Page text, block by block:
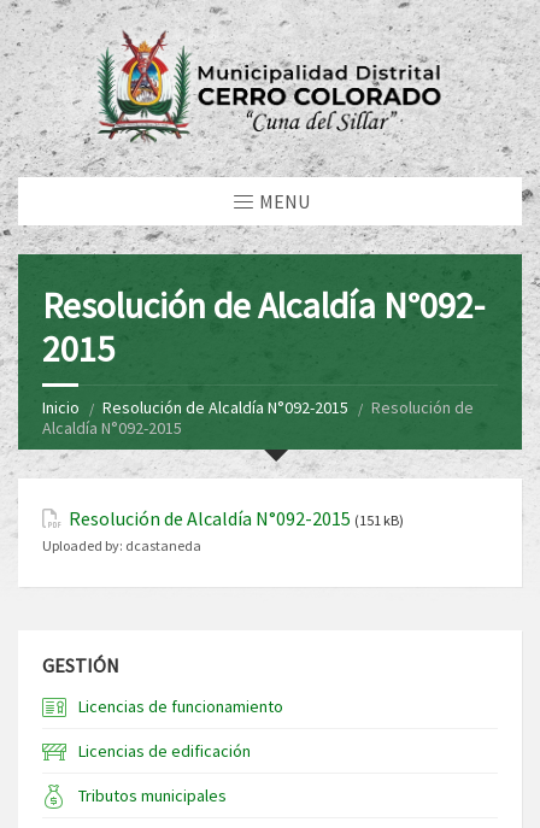
MENU
Resolución de Alcaldía N°092-
2015
Inicio Resolución de Alcaldía N°092-2015
Resolución de
Alcaldía N°092-2015
Resolución de Alcaldía N°092-2015 (151 kB)
Uploaded by: dcastaneda
GESTIÓN
Licencias de funcionamiento
Licencias de edificación
Tributos municipales